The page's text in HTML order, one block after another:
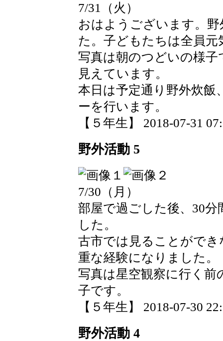
7/31（火）
おはようございます。
た。子どもたちは全員元
写真は朝のつどいの様
見えています。
本日は予定通り野外炊
ーを行います。
【５年生】 2018-07-31
野外活動 5
7/30（月）
部屋で過ごした後、30
した。
古市では見ることがで
重な経験になりました。
写真は星空観察に行く前
子です。
【５年生】 2018-07-30
野外活動 4